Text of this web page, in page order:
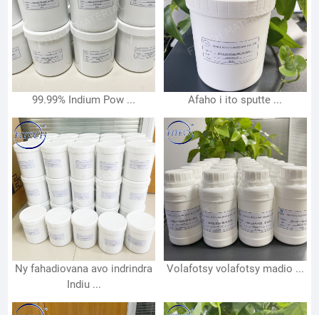
99.99% Indium Pow ... Afaho i ito sputte ...
Ny fahadiovana avo indrindra
Indiu ...
Volafotsy volafotsy madio ...